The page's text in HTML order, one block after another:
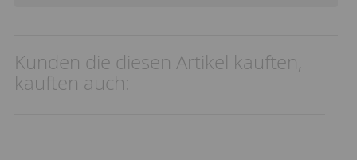
Kunden die diesen Artikel kauften,
kauften auch: